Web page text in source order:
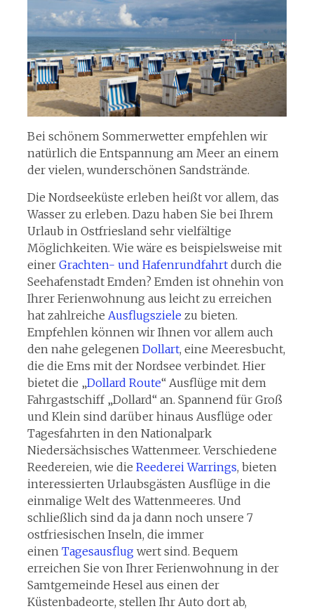
Bei schönem Sommerwetter empfehlen wir
natürlich die Entspannung am Meer an einem
der vielen, wunderschönen Sandstrände.
Die Nordseeküste erleben heißt vor allem, das
Wasser zu erleben. Dazu haben Sie bei Ihrem
Urlaub in Ostfriesland sehr vielfältige
Möglichkeiten. Wie wäre es beispielsweise mit
einer Grachten- und Hafenrundfahrt durch die
Seehafenstadt Emden? Emden ist ohnehin von
Ihrer Ferienwohnung aus leicht zu erreichen
hat zahlreiche Ausflugsziele zu bieten.
Empfehlen können wir Ihnen vor allem auch
den nahe gelegenen Dollart, eine Meeresbucht,
die die Ems mit der Nordsee verbindet. Hier
bietet die „Dollard Route“ Ausflüge mit dem
Fahrgastschiff „Dollard“ an. Spannend für Groß
und Klein sind darüber hinaus Ausflüge oder
Tagesfahrten in den Nationalpark
Niedersächsisches Wattenmeer. Verschiedene
Reedereien, wie die Reederei Warrings, bieten
interessierten Urlaubsgästen Ausflüge in die
einmalige Welt des Wattenmeeres. Und
schließlich sind da ja dann noch unsere 7
ostfriesischen Inseln, die immer
einen Tagesausflugwert sind. Bequem
erreichen Sie von Ihrer Ferienwohnung in der
Samtgemeinde Hesel aus einen der
Küstenbadeorte, stellen Ihr Auto dort ab,